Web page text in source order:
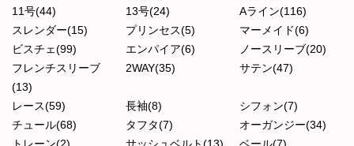
11号(44)
13号(24)
Aライン(116)
スレンダー(15)
プリンセス(5)
マーメイド(6)
ビスチェ(99)
エンパイア(6)
ノースリーブ(20)
フレンチスリーブ
(13)
2WAY(35) サテン(47)
レース(59) 長袖(8)
シフォン(7)
チュール(68)
タフタ(7)
オーガンジー(34)